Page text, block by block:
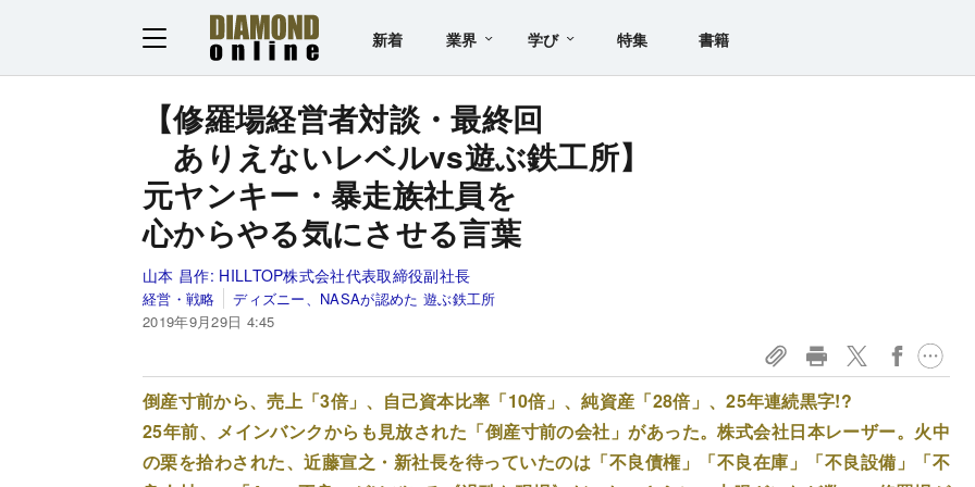
新着 業界 学び 特集 書籍
【修羅場経営者対談・最終回
ありえないレベルvs遊ぶ鉄工所】
元ヤンキー・暴走族社員を
心からやる気にさせる言葉
山本 昌作: HILLTOP株式会社代表取締役副社長
経営・戦略
ディズニー、NASAが認めた 遊ぶ鉄工所
2019年9月29日 4:45
倒産寸前から、売上「3倍」、自己資本比率「10倍」、純資産「28倍」、25年連続黒字!?
25年前、メインバンクからも見放された「倒産寸前の会社」があった。株式会社日本レーザー。火中
の栗を拾わされた、近藤宣之・新社長を待っていたのは「不良債権」「不良在庫」「不良設備」「不